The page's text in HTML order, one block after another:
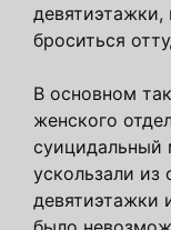
девятиэтажки,
броситься
В основном
женского
суицидальный
ускользали из
девятиэтажки